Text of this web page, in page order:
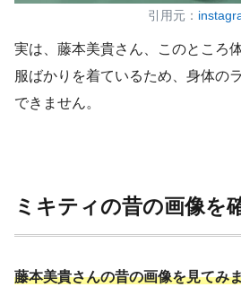
引用元：
実は、藤本美貴さん、このところ
服ばかりを着ているため、身体の
できません。
ミキティの昔の画像を
藤本美貴さんの昔の画像を見てみ